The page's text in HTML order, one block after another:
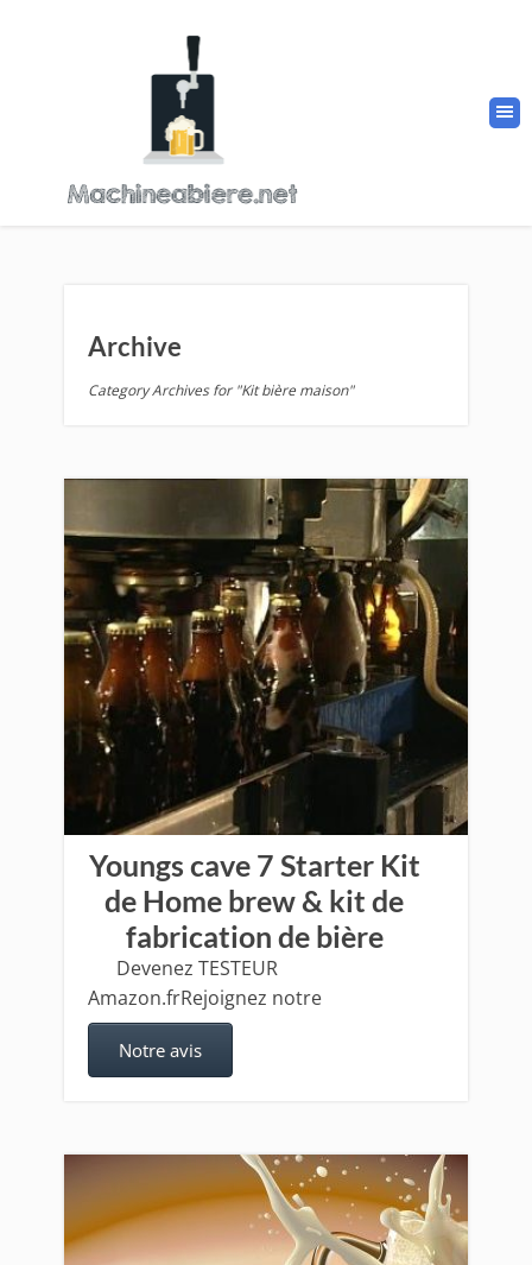
Archive
Category Archives for "Kit bière maison"
Youngs cave 7 Starter Kit
de Home brew & kit de
fabrication de bière
​Devenez TESTEUR
Amazon.frRejoignez notre
Notre avis